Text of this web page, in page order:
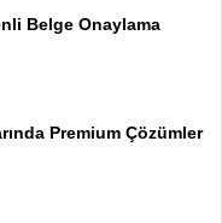
Belge Onaylama
Premium Çözümler